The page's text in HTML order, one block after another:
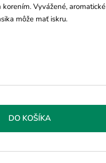
Vyvážené, aromatické
môže mať iskru.
DO KOŠÍKA